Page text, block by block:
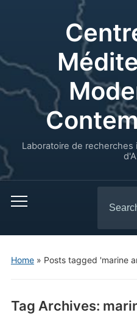
Laboratoire de recherches
for:
Home» Posts tagged 'marine
Tag Archives: